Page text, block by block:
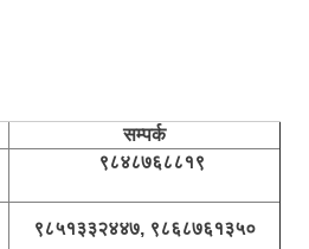
सम्पर्क
९८४८७६८८१९
९८५१३३२४४७, ९८६८७६१३५०